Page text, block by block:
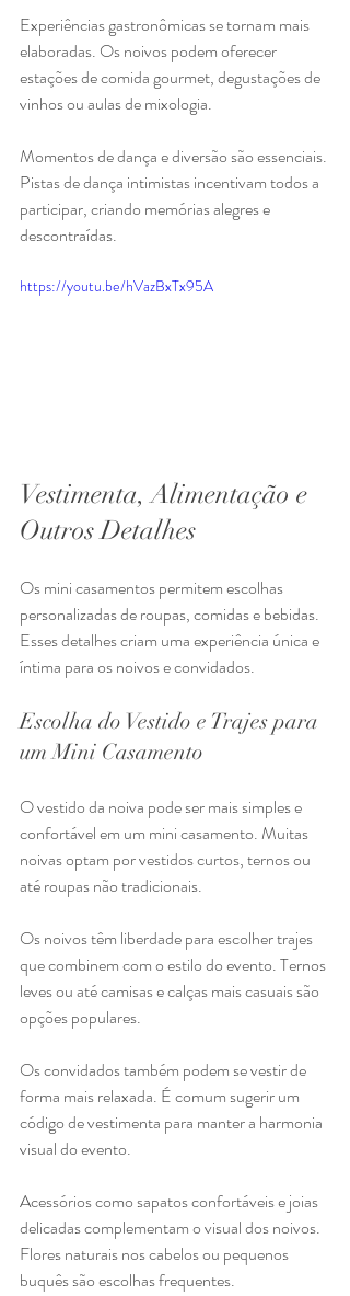
Experiências gastronômicas se tornam mais
elaboradas. Os noivos podem oferecer
estações de comida gourmet, degustações de
vinhos ou aulas de mixologia.
Momentos de dança e diversão são essenciais.
Pistas de dança intimistas incentivam todos a
participar, criando memórias alegres e
descontraídas.
https://youtu.be/hVazBxTx95A
Vestimenta, Alimentação e
Outros Detalhes
Os mini casamentos permitem escolhas
personalizadas de roupas, comidas e bebidas.
Esses detalhes criam uma experiência única e
íntima para os noivos e convidados.
Escolha do Vestido e Trajes para
um Mini Casamento
O vestido da noiva pode ser mais simples e
confortável em um mini casamento. Muitas
noivas optam por vestidos curtos, ternos ou
até roupas não tradicionais.
Os noivos têm liberdade para escolher trajes
que combinem com o estilo do evento. Ternos
leves ou até camisas e calças mais casuais são
opções populares.
Os convidados também podem se vestir de
forma mais relaxada. É comum sugerir um
código de vestimenta para manter a harmonia
visual do evento.
Acessórios como sapatos confortáveis e joias
delicadas complementam o visual dos noivos.
Flores naturais nos cabelos ou pequenos
buquês são escolhas frequentes.